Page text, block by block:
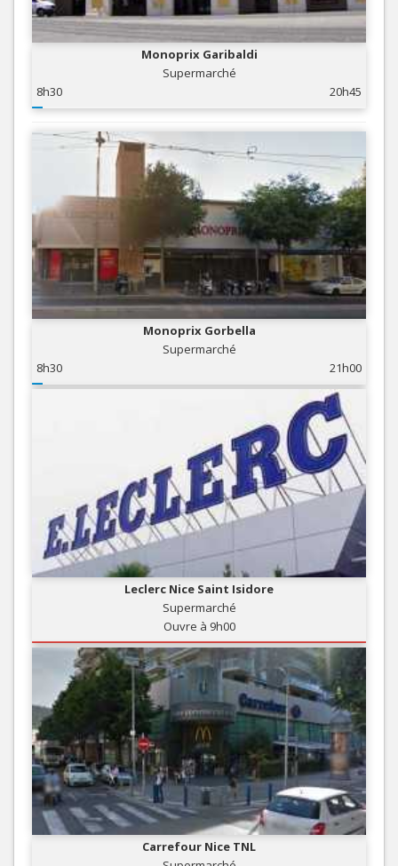
Monoprix Garibaldi
Supermarché
8h30
20h45
Monoprix Gorbella
Supermarché
8h30
21h00
Leclerc Nice Saint Isidore
Supermarché
Ouvre à 9h00
Carrefour Nice TNL